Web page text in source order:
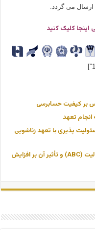
ارسال می گردد.
اینجا کلیک کنید
بر کیفیت حسابرسی
انجام تعهد
پذیری با تعهد زناشویی
دانلود پایان نامه هزینه یابی بر مبنای فعالیت (ABC) و تأثیر آن بر افزایش